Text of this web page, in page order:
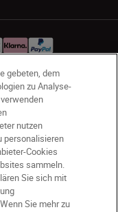
gebeten, dem
zu Analyse-
nutzen
personalisieren
Cookies
sammeln.
Sie sich mit
Sie mehr zu